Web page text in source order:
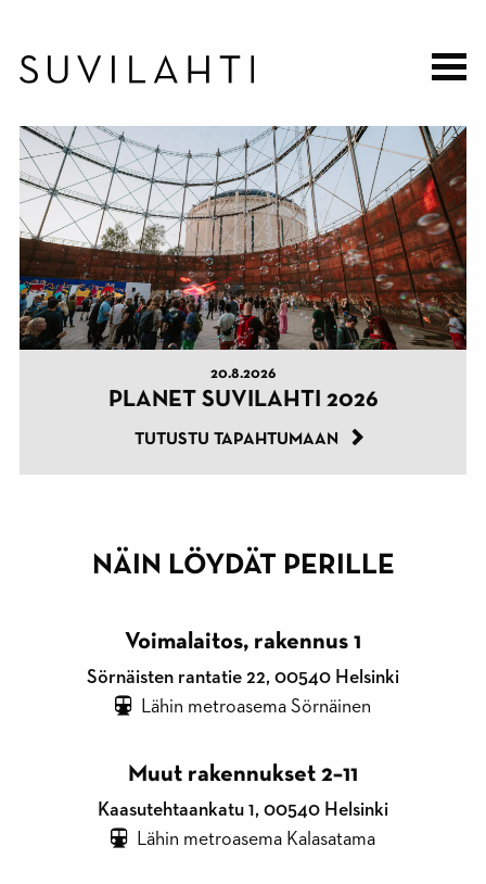
4.–5.9.2026
ORIGINAL STUDENT FESTIVAL 2026
TUTUSTU TAPAHTUMAAN
NÄIN LÖYDÄT PERILLE
Voimalaitos, rakennus 1
Sörnäisten rantatie 22, 00540 Helsinki
Lähin metroasema Sörnäinen
Muut rakennukset 2–11
Kaasutehtaankatu 1, 00540 Helsinki
Lähin metroasema Kalasatama